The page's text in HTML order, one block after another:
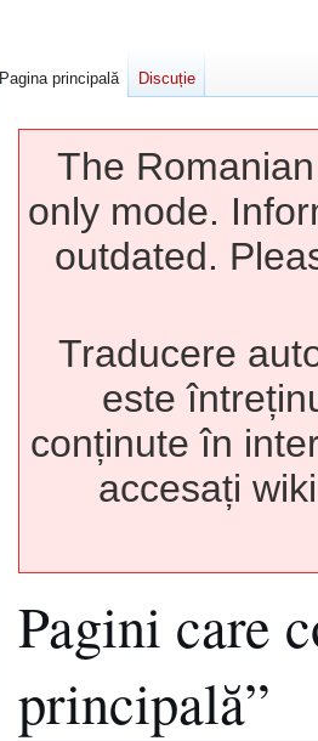
The
only mode.
outdated.
Traducere
este
conținute în
accesați
Pagini care
principală”
Pagina principală Discuție